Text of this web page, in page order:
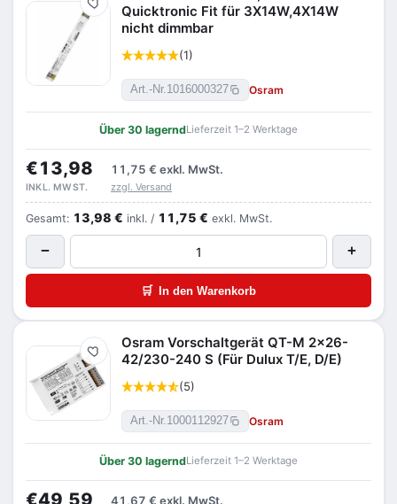
MerkenQuicktronic Fit für 3X14W,4X14W
nicht dimmbar
(1)
Art.-Nr.1016000327 Osram
Über 30 lagerndLieferzeit 1–2 Werktage
€13,98 11,75 € exkl. MwSt.
INKL. MWST. zzgl. Versand
Gesamt: 13,98 € inkl. / 11,75 € exkl. MwSt.
− +
🛒 In den Warenkorb
Merken
Osram Vorschaltgerät QT-M 2x26-
42/230-240 S (Für Dulux T/E, D/E)
(5)
Art.-Nr.1000112927 Osram
Über 30 lagerndLieferzeit 1–2 Werktage
€49,59 41,67 € exkl. MwSt.